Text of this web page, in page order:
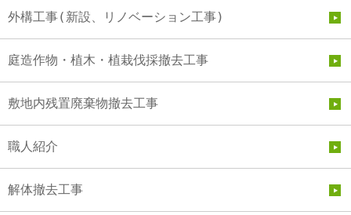
外構工事(新設、リノベーション工事)
庭造作物・植木・植栽伐採撤去工事
敷地内残置廃棄物撤去工事
職人紹介
解体撤去工事